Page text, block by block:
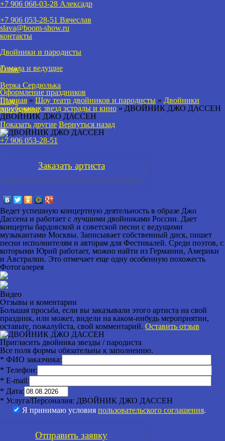
+7 906 068-03-28 Алексадр
+7 906 053-28-51 Вячеслав
slava@boom-show.ru
контакты
О нас
Двойники и пародисты
Верка Сердюлька
Тамада и ведущие
Шоу-
программы
Оформление праздников
Главная » Шоу театр двойников и пародисты » Двойники
зарубежных звезд эстрады и кино » ДВОЙНИК ДЖО ДАССЕН
ДВОЙНИК ДЖО ДАССЕН
Показать другие Вернуться назад
+7 906 053-28-51
Заказать артиста
Ведет успешную концертную деятельность в образе Джо
Дассена и работает с лучшими двойниками России. Дает
концерты бардовской и советской песни с ведущими
музыкантами Москвы. Записывает собственный диск, пишет
песни исполнителям и авторам для Фестивалей. Среди поэтов, с
которыми Юрий работает, можно найти из Германии, Америки
и Австралии. Это отмечает еще одну особенную похожесть
Фотогалерея
Видео
Отзывы и коментарии
Большая просьба, если вы заказывали этого артиста на свой
праздник, или может, видели на каком-нибудь мероприятии,
оставьте, пожалуйста, свой комментарий. Оставить отзыв
Пригласить двойника звезды / пародиста
Все поля формы обязательны к заполнению.
* ФИО заказчика:
* Телефон:
* E-mail:
* Дата:
* Услуга/Персоналия: ДВОЙНИК ДЖО ДАССЕН
Я принимаю условия пользовательского соглашения.
Отправить заявку